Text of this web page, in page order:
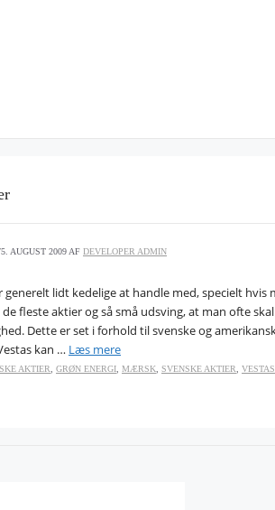
5. AUGUST 2009AF DEVELOPER ADMIN
generelt lidt kedelige at handle med, specielt hvis
fleste aktier og så små udsving, at man ofte
Dette er set i forhold til svenske og
kan … Læs mere
AKTIER, GRØN ENERGI, MÆRSK, SVENSKE AKTIER, VESTAS